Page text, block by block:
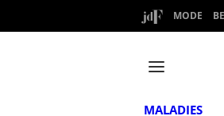
MODE
MALADIES